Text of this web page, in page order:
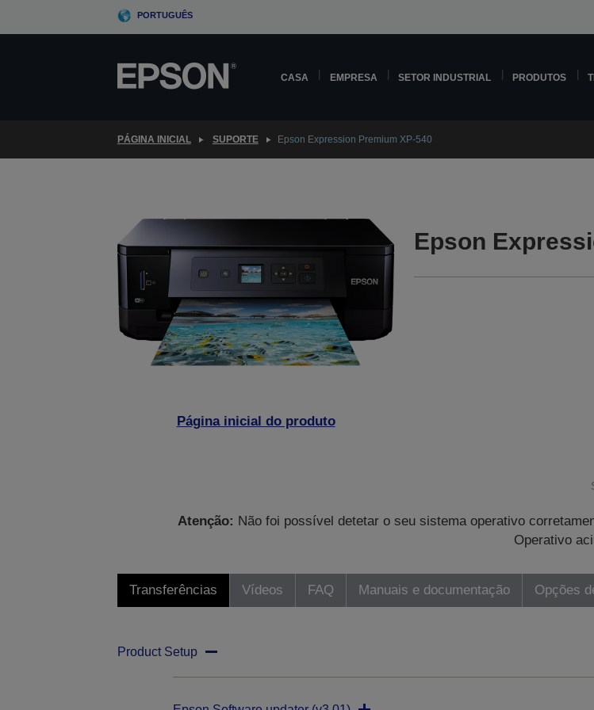
PORTUGUÊS
CASA EMPRESA SETOR INDUSTRIAL PRODUTOS
PÁGINA INICIAL SUPORTE Epson Expression Premium XP-540
Página inicial do produto
Epson
Atenção: Não foi possível detetar o seu sistema operativo
Operativo
Transferências Vídeos FAQ Manuais e documentação Opções
Product Setup